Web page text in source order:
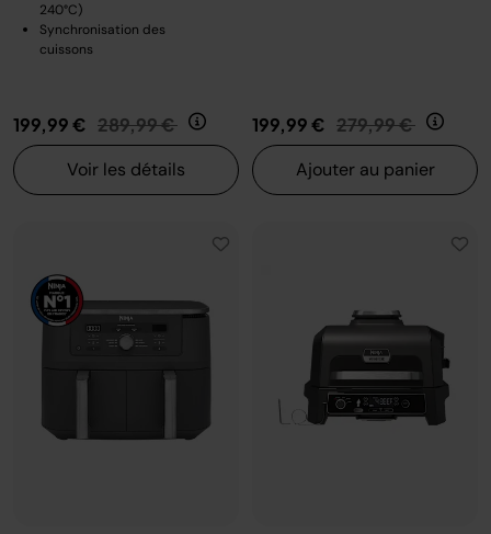
240°C)
Synchronisation des
cuissons
199,99 € Prix réduit de
289,99 € au
Voir les détails
199,99 € Prix réduit de
279,99 € au
Ajouter au panier